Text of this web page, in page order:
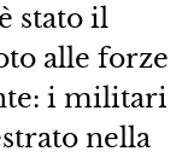
stato il
alle forze
i militari
nella